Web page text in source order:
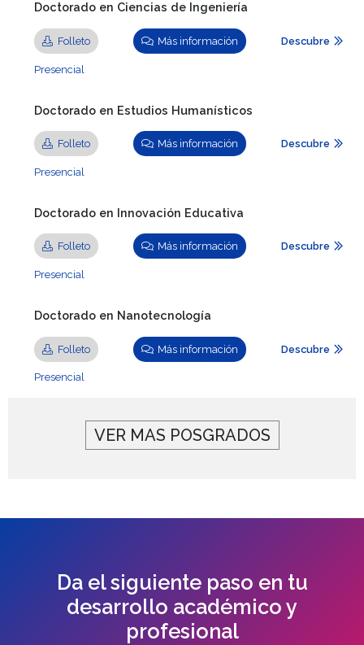
Doctorado en Ciencias de Ingeniería
Folleto Más información Descubre
Presencial
Doctorado en Estudios Humanísticos
Folleto Más información Descubre
Presencial
Doctorado en Innovación Educativa
Folleto Más información Descubre
Presencial
Doctorado en Nanotecnología
Folleto Más información Descubre
Presencial
VER MAS POSGRADOS
Da el siguiente paso en tu
desarrollo académico y
profesional